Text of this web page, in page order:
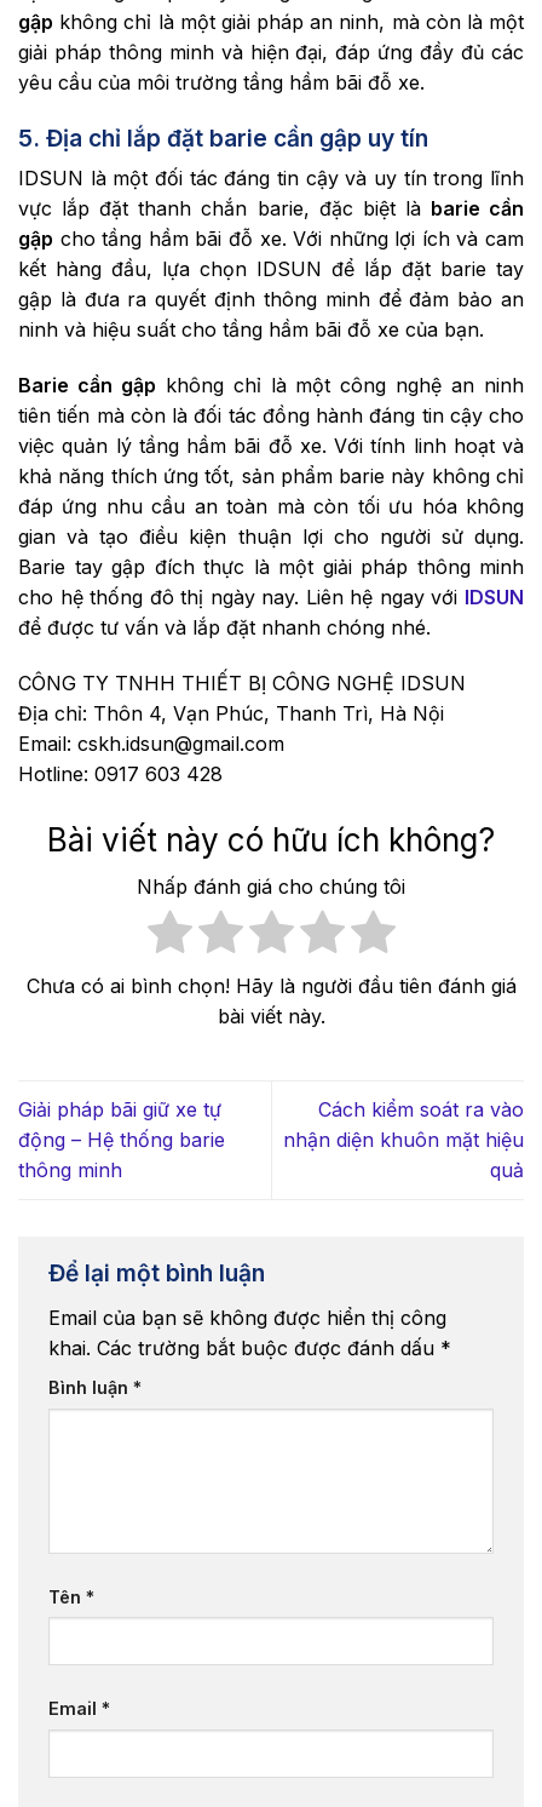
gập không chỉ là một giải pháp an ninh, mà còn là một
giải pháp thông minh và hiện đại, đáp ứng đầy đủ các
yêu cầu của môi trường tầng hầm bãi đỗ xe.
5. Địa chỉ lắp đặt barie cần gập uy tín
IDSUN là một đối tác đáng tin cậy và uy tín trong lĩnh
vực lắp đặt thanh chắn barie, đặc biệt là barie cần
gập cho tầng hầm bãi đỗ xe. Với những lợi ích và cam
kết hàng đầu, lựa chọn IDSUN để lắp đặt barie tay
gập là đưa ra quyết định thông minh để đảm bảo an
ninh và hiệu suất cho tầng hầm bãi đỗ xe của bạn.
Barie cần gập không chỉ là một công nghệ an ninh
tiên tiến mà còn là đối tác đồng hành đáng tin cậy cho
việc quản lý tầng hầm bãi đỗ xe. Với tính linh hoạt và
khả năng thích ứng tốt, sản phẩm barie này không chỉ
đáp ứng nhu cầu an toàn mà còn tối ưu hóa không
gian và tạo điều kiện thuận lợi cho người sử dụng.
Barie tay gập đích thực là một giải pháp thông minh
cho hệ thống đô thị ngày nay. Liên hệ ngay với IDSUN
để được tư vấn và lắp đặt nhanh chóng nhé.
CÔNG TY TNHH THIẾT BỊ CÔNG NGHỆ IDSUN
Địa chỉ: Thôn 4, Vạn Phúc, Thanh Trì, Hà Nội
Email: cskh.idsun@gmail.com
Hotline: 0917 603 428
Bài viết này có hữu ích không?
Nhấp đánh giá cho chúng tôi
Chưa có ai bình chọn! Hãy là người đầu tiên đánh giá
bài viết này.
Giải pháp bãi giữ xe tự
động – Hệ thống barie
thông minh
Cách kiểm soát ra vào
nhận diện khuôn mặt hiệu
quả
Để lại một bình luận
Email của bạn sẽ không được hiển thị công
khai. Các trường bắt buộc được đánh dấu *
Bình luận *
Tên *
Email *